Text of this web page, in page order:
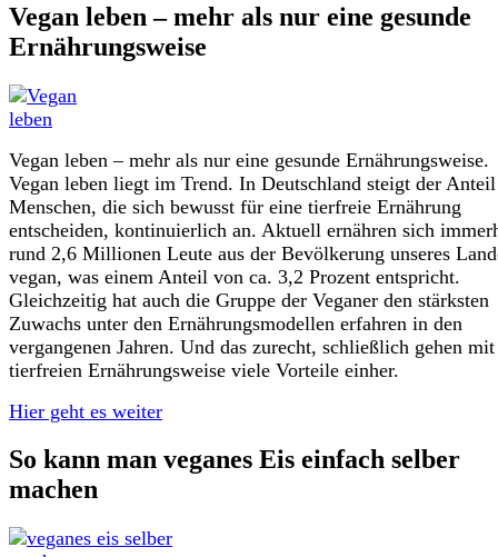
Vegan leben – mehr als nur eine gesunde
Ernährungsweise
Vegan leben – mehr als nur eine gesunde Ernährungsweise.
Vegan leben liegt im Trend. In Deutschland steigt der
Menschen, die sich bewusst für eine tierfreie Ernährung
entscheiden, kontinuierlich an. Aktuell ernähren sich
rund 2,6 Millionen Leute aus der Bevölkerung unseres
vegan, was einem Anteil von ca. 3,2 Prozent entspricht.
Gleichzeitig hat auch die Gruppe der Veganer den stärksten
Zuwachs unter den Ernährungsmodellen erfahren in den
vergangenen Jahren. Und das zurecht, schließlich gehen
tierfreien Ernährungsweise viele Vorteile einher.
Hier geht es weiter
So kann man veganes Eis einfach selber
machen